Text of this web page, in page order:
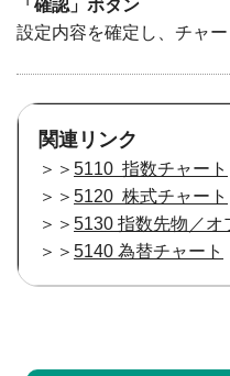
「確認」ボタン
設定内容を確定し、チャ
関連リンク
＞＞ 5110 指数チャート
＞＞ 5120 株式チャート
＞＞ 5130 指数先物／オ
＞＞ 5140 為替チャート